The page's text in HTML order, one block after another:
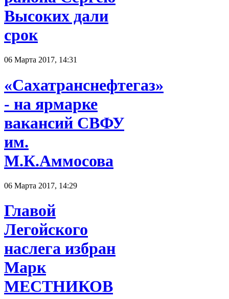
Высоких дали
срок
06 Марта 2017, 14:31
«Сахатранснефтегаз»
- на ярмарке
вакансий СВФУ
им.
М.К.Аммосова
06 Марта 2017, 14:29
Главой
Легойского
наслега избран
Марк
МЕСТНИКОВ